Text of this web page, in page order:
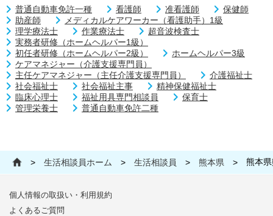
普通自動車免許一種 看護師 准看護師
保健師
助産師
メディカルケアワーカー（看護助手）1級
理学療法士
作業療法士
超音波検査士
実務者研修（ホームヘルパー1級）
初任者研修（ホームヘルパー2級）
ホームヘルパー3級
ケアマネジャー（介護支援専門員）
主任ケアマネジャー（主任介護支援専門員）
介護福祉士
社会福祉士
社会福祉主事
精神保健福祉士
臨床心理士
福祉用具専門相談員
保育士
管理栄養士
普通自動車免許二種
> 生活相談員ホーム > 生活相談員 > 熊本県 > 熊本
個人情報の取扱い・利用規約
よくあるご質問